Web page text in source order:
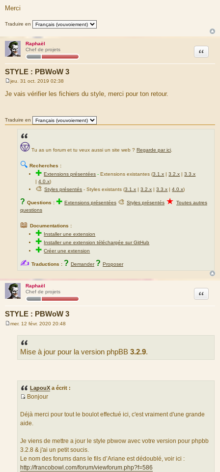
Merci
Traduire en
Raphaël
Chef de projets
STYLE : PBWoW 3
Citation
M
s
e
jeu. 31 oct. 2019 02:38
Je vais vérifier les fichiers du style, merci pour ton retour.
Traduire en
Tu as un forum et tu veux aussi un site web ? Regarde par ici
🔍 Recherches :
✚Extensions présentées -Extensions existantes (3.1.x |3.2.x |3.3.x
|4.0.x)
🎨Styles présentés - Styles existants (3.1.x |3.2.x |3.3.x |4.0.x)
? Questions : ✚ Extensions présentées 🎨 Styles présentés ★ Toutes autres
questions
📖 Documentations :
✚ Installer une extension
✚ Installer une extension téléchargée sur GitHub
✚Créer une extension
✍ Traductions : ? Demander ? Proposer
Raphaël
Chef de projets
STYLE : PBWoW 3
Citation
mer. 12 févr. 2020 20:48
Mise à jour pour la version phpBB 3.2.9.
LapouX a écrit :
o
u
c
e
d
u
Bonjour
Déjà merci pour tout le boulot effectué ici, c'est vraiment d'une grande
aide.
Je viens de mettre a jour le style pbwow avec votre version pour phpbb
3.2.8 & j'ai un petit soucis.
Le nom des forums dans le fils d’Ariane est dédoublé, voir ici :
http://francobowl.com/forum/viewforum.php?f=586